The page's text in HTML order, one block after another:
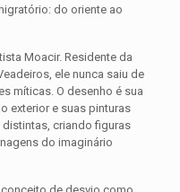
do oriente ao
Moacir. Residente da
ele nunca saiu de
míticas. O desenho é sua
exterior e suas pinturas
criando figuras
do imaginário